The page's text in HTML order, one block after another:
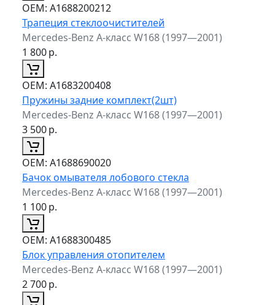
ОЕМ: A1688200212
Трапеция стеклоочистителей
Mercedes-Benz A-класс W168 (1997—2001)
1 800р.
ОЕМ: A1683200408
Пружины задние комплект(2шт)
Mercedes-Benz A-класс W168 (1997—2001)
3 500р.
ОЕМ: A1688690020
Бачок омывателя лобового стекла
Mercedes-Benz A-класс W168 (1997—2001)
1 100р.
ОЕМ: A1688300485
Блок управления отопителем
Mercedes-Benz A-класс W168 (1997—2001)
2 700р.